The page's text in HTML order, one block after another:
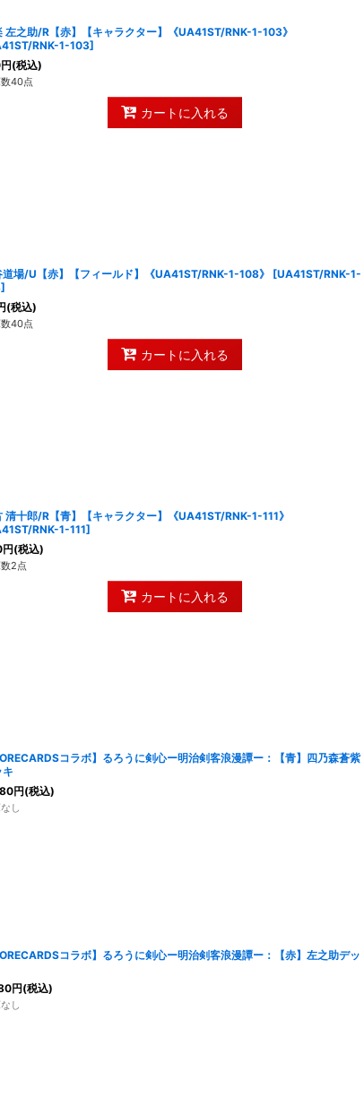
左之助/R【赤】【キャラクター】《UA41ST/RNK-1-103》
RNK-1-103]
円(税込)
40点
カートに入れる
道場/U【赤】【フィールド】《UA41ST/RNK-1-108》 [UA41ST/RNK-1-
]
(税込)
40点
カートに入れる
清十郎/R【青】【キャラクター】《UA41ST/RNK-1-111》
RNK-1-111]
円(税込)
2点
カートに入れる
コラボ】るろうに剣心ー明治剣客浪漫譚ー：【青】四乃森蒼紫
キ
円(税込)
し
コラボ】るろうに剣心ー明治剣客浪漫譚ー：【赤】左之助デッ
円(税込)
し